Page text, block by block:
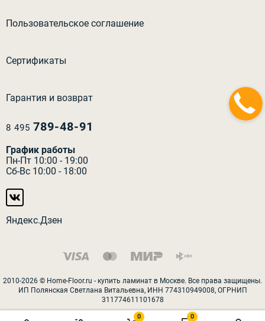
0 0
Пользовательское соглашение
Сертификаты
Гарантия и возврат
8 495 789-48-91
График работы
Пн-Пт 10:00 - 19:00
Сб-Вс 10:00 - 18:00
Яндекс.Дзен
2010-2026 © Home-Floor.ru - купить ламинат в Москве. Все права защищены.
ИП Полянская Светлана Витальевна, ИНН 774310949008, ОГРНИП
311774611101678